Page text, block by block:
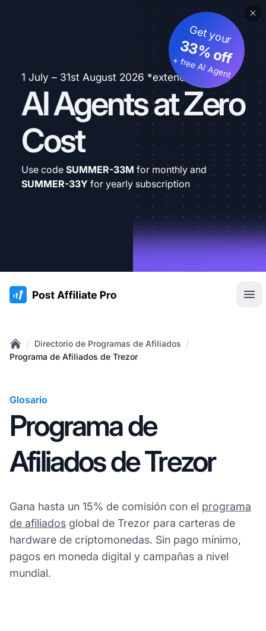
1 July – 31st August 2026 *extended
AI Agents at Zero
Cost
Get your
33% off
+ free AI Agent
Use code SUMMER-33M for monthly and
SUMMER-33Y for yearly subscription
:site.title
Home
/ Directorio de Programas de Afiliados /
Programa de Afiliados de Trezor
Glosario
Programa de
Afiliados de Trezor
Gana hasta un 15% de comisión con el programa
de afiliados global de Trezor para carteras de
hardware de criptomonedas. Sin pago mínimo,
pagos en moneda digital y campañas a nivel
mundial.